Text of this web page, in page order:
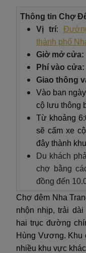
Thông tin Chợ
Vị trí:
thành phố
Giờ mở cửa:
Phí vào cửa:
Giao thông
Vào ban
cộ lưu thông
Từ khoảng
sẽ cấm xe
đây thành
Du khách
chợ bằng
đồng đến
Chợ đêm Nha
nhộn nhịp, trải
hai trục đường
Hùng Vương. Khu
nhiều khu vực